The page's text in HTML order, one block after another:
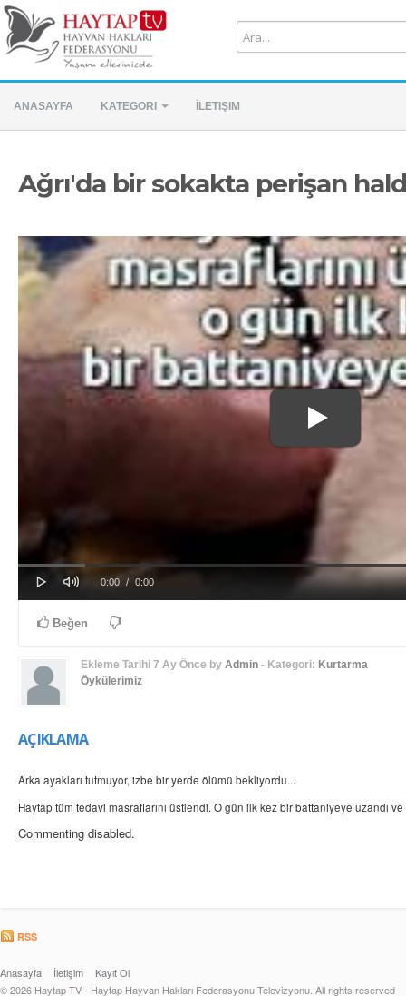
ANASAYFA KATEGORI İLETIŞIM
Ağrı'da bir sokakta perişan
Current
0:00 / Duration
0:00
Beğen
Ekleme Tarihi 7 Ay Önce by Admin- Kategori: Kurtarma
Öykülerimiz
AÇIKLAMA
Arka ayakları tutmuyor, izbe bir yerde ölümü bekliyordu...
Haytap tüm tedavi masraflarını üstlendi. O gün ilk kez bir battaniyeye uzandı
Commenting disabled.
RSS
Anasayfa İletişim
Kayıt Ol
© 2026 Haytap TV - Haytap Hayvan Hakları Federasyonu Televizyonu. All rights reserved